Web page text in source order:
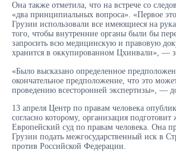
Она также отметила, что на встрече со
«два принципиальных вопроса». «Первое
Грузии использовали все имеющиеся на
того, чтобы внутренние органы были бы
запросить всю медицинскую и правовую
хранится в оккупированном Цхинвали», —
«Было высказано определенное
окончательное предположение, что это
проведению всесторонней экспертизы», —
13 апреля Центр по правам человека
согласно которому, организация подготовит
Европейский суд по правам человека. Она
Грузии подать межгосударственный иск в
против Российской Федерации.